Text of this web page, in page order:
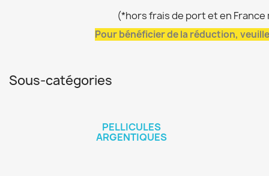
(*hors frais de port et en
Pour bénéficier de la réduction,
Sous-catégories
PELLICULES
ARGENTIQUES